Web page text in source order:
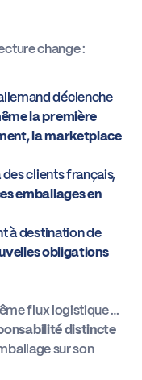
change :
déclenche
la première
la marketplace
clients français,
emballages en
à destination de
obligations
flux logistique …
distincte
sur son